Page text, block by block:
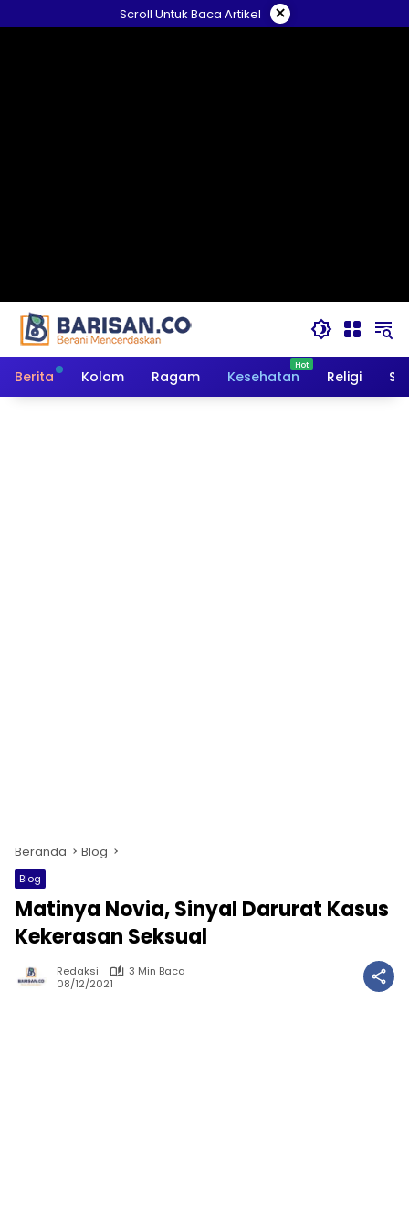
ke
Scroll Untuk Baca Artikel ×
Berita Kolom Ragam Kesehatan Religi
Beranda Blog
Blog
Matinya Novia, Sinyal Darurat Kasus
Kekerasan Seksual
Redaksi
3 Min Baca
08/12/2021